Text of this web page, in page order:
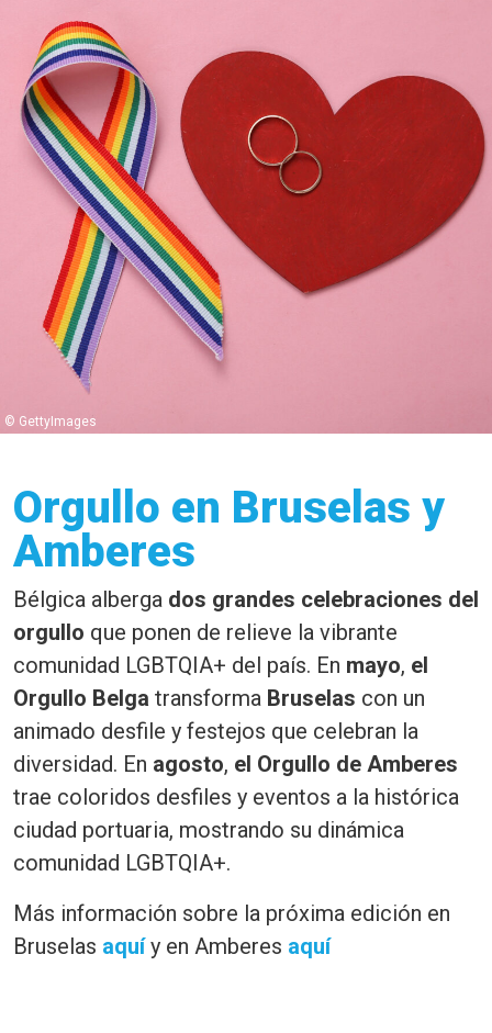
© GettyImages
Orgullo en Bruselas y
Amberes
Bélgica alberga dos grandes celebraciones del
orgullo que ponen de relieve la vibrante
comunidad LGBTQIA+ del país. En mayo, el
Orgullo Belga transforma Bruselas con un
animado desfile y festejos que celebran la
diversidad. En agosto, el Orgullo de Amberes
trae coloridos desfiles y eventos a la histórica
ciudad portuaria, mostrando su dinámica
comunidad LGBTQIA+.
Más información sobre la próxima edición en
Bruselas aquíy en Amberes aquí